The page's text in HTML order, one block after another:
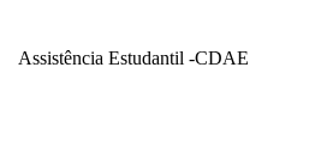
Assistência Estudantil -CDAE